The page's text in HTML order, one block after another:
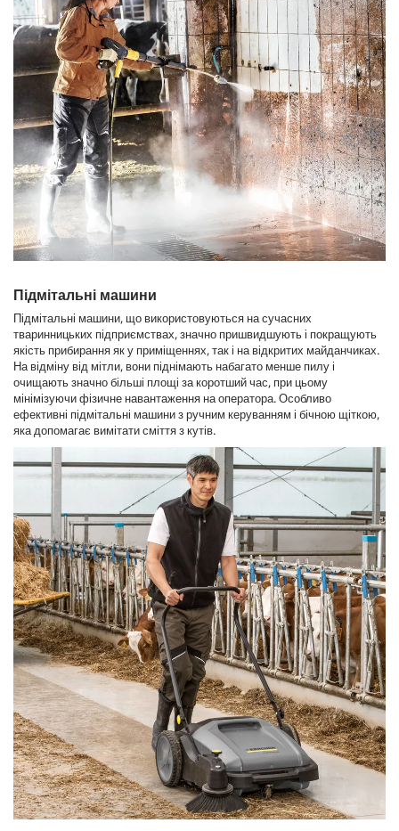
Підмітальні машини
Підмітальні машини, що використовуються на сучасних
тваринницьких підприємствах, значно пришвидшують і покращують
якість прибирання як у приміщеннях, так і на відкритих майданчиках.
На відміну від мітли, вони піднімають набагато менше пилу і
очищають значно більші площі за коротший час, при цьому
мінімізуючи фізичне навантаження на оператора. Особливо
ефективні підмітальні машини з ручним керуванням і бічною щіткою,
яка допомагає вимітати сміття з кутів.